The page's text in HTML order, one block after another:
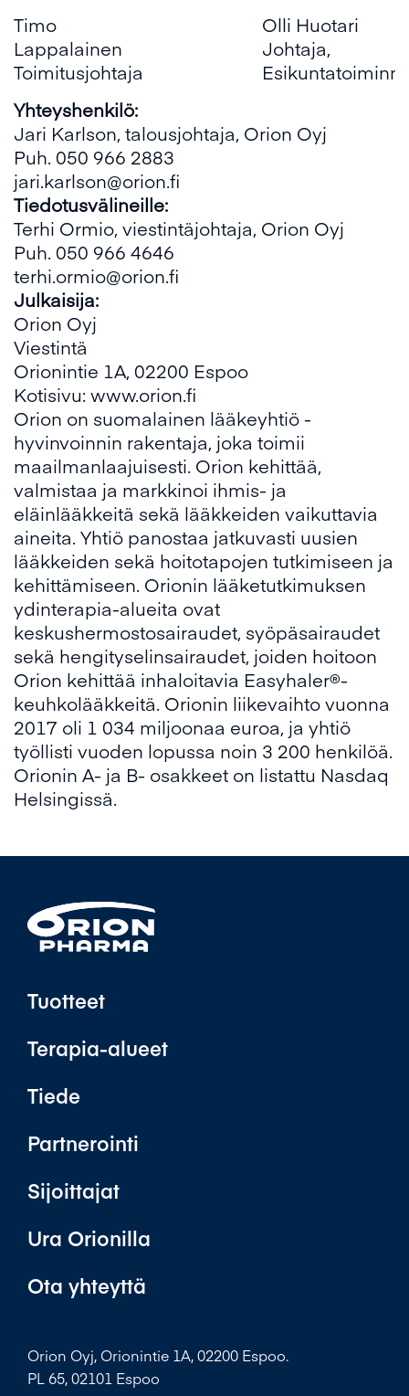
Timo
Lappalainen
Toimitusjohtaja
Olli Huotari
Johtaja,
Yhteyshenkilö:
Jari Karlson, talousjohtaja, Orion Oyj
Puh. 050 966 2883
jari.karlson@orion.fi
Tiedotusvälineille:
Terhi Ormio, viestintäjohtaja, Orion Oyj
Puh. 050 966 4646
terhi.ormio@orion.fi
Julkaisija:
Orion Oyj
Viestintä
Orionintie 1A, 02200 Espoo
Kotisivu:www.orion.fi
Orion on suomalainen lääkeyhtiö -
hyvinvoinnin rakentaja, joka toimii
maailmanlaajuisesti. Orion kehittää,
valmistaa ja markkinoi ihmis- ja
eläinlääkkeitä sekä lääkkeiden vaikuttavia
aineita. Yhtiö panostaa jatkuvasti uusien
lääkkeiden sekä hoitotapojen tutkimiseen ja
kehittämiseen. Orionin lääketutkimuksen
ydinterapia-alueita ovat
keskushermostosairaudet, syöpäsairaudet
sekä hengityselinsairaudet, joiden hoitoon
Orion kehittää inhaloitavia Easyhaler®-
keuhkolääkkeitä. Orionin liikevaihto vuonna
2017 oli 1 034 miljoonaa euroa, ja yhtiö
työllisti vuoden lopussa noin 3 200 henkilöä.
Orionin A- ja B- osakkeet on listattu Nasdaq
Helsingissä.
Tuotteet
Terapia-alueet
Tiede
Partnerointi
Sijoittajat
Ura Orionilla
Ota yhteyttä
Orion Oyj, Orionintie 1A, 02200 Espoo.
PL 65, 02101 Espoo